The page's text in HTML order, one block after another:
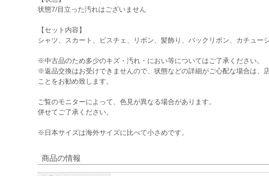
状態7/目立った汚れはございません
【セット内容】
シャツ、スカート、ビスチェ、リボン、髪飾り、バックリボン、カチュー
※中古品のため多少のキズ・汚れ・におい等についてはご了承ください。
※返品交換はお受けできませんので、状態などの詳細がご心配な場合は、
ことをお勧め致します。
ご覧のモニターによって、色見が異なる場合があります。
併せてご了承ください。
※日本サイズは海外サイズに比べて小さめです。
商品の情報